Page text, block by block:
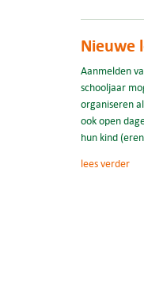
Nieuwe
Aanmelden
schooljaar
organiseren
ook open
hun kind
lees verder